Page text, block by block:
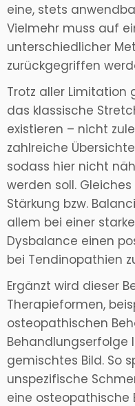
eine, stets
Vielmehr muss auf
unterschiedlicher
zurückgegriffen
Trotz aller Limitation
das klassische
existieren – nicht
zahlreiche
sodass hier nicht
werden soll.
Stärkung bzw.
allem bei einer
Dysbalance einen
bei Tendinopathien
Ergänzt wird dieser
Therapieformen,
osteopathischen
Behandlungserfolge
gemischtes Bild. So
unspezifische
eine osteopathische